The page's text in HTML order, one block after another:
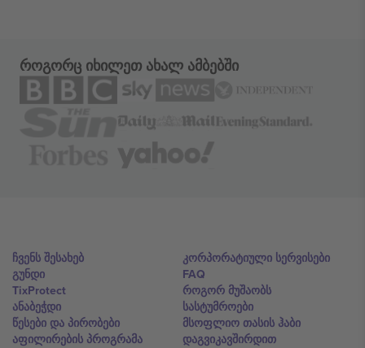
როგორც იხილეთ ახალ ამბებში
ჩვენს შესახებ
გუნდი
TixProtect
ანაბეჭდი
წესები და პირობები
აფილირების პროგრამა
კორპორატიული სერვისები
FAQ
როგორ მუშაობს
სასტუმროები
მსოფლიო თასის ჰაბი
დაგვიკავშირდით